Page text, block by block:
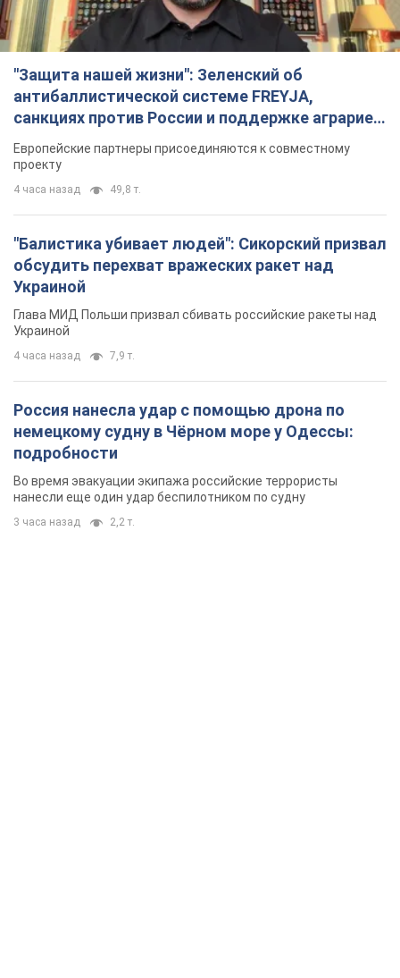
"Защита нашей жизни": Зеленский об
антибаллистической системе FREYJA,
санкциях против России и поддержке аграриев.
Видео
Европейские партнеры присоединяются к совместному
проекту
4 часа назад 49,8 т.
"Балистика убивает людей": Сикорский призвал
обсудить перехват вражеских ракет над
Украиной
Глава МИД Польши призвал сбивать российские ракеты над
Украиной
4 часа назад 7,9 т.
Россия нанесла удар с помощью дрона по
немецкому судну в Чёрном море у Одессы:
подробности
Во время эвакуации экипажа российские террористы
нанесли еще один удар беспилотником по судну
3 часа назад 2,2 т.